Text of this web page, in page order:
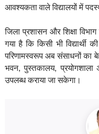
आवश्यकता वाले विद्यालयों में
जिला प्रशासन और शिक्षा
गया है कि किसी भी विद्यार्थी
परिणामस्वरूप अब संसाधनों का
भवन, पुस्तकालय,
उपलब्ध कराया जा सकेगा।